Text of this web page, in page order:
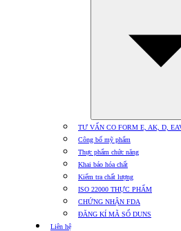
TƯ VẤN CO FORM E, AK, D,
Công bố mỹ phẩm
Thực phẩm chức năng
Khai báo hóa chất
Kiểm tra chất lượng
ISO 22000 THỰC PHẨM
CHỨNG NHẬN FDA
ĐĂNG KÍ MÃ SỐ DUNS
Liên hệ